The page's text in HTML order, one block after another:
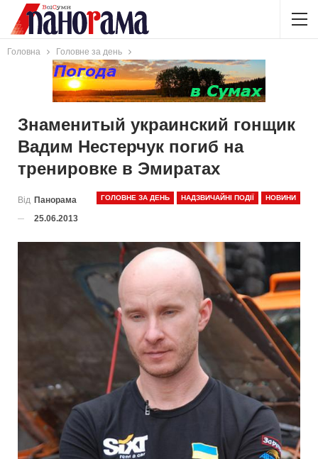
Головна Головне за день
Знаменитый украинский гонщик
Вадим Нестерчук погиб на
тренировке в Эмиратах
ГОЛОВНЕ ЗА ДЕНЬ НАДЗВИЧАЙНІ ПОДІЇ НОВИНИ
Від Панорама
25.06.2013